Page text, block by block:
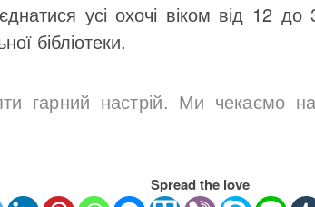
усі охочі віком від 12 до
бібліотеки.
гарний настрій. Ми чекаємо
Spread the love